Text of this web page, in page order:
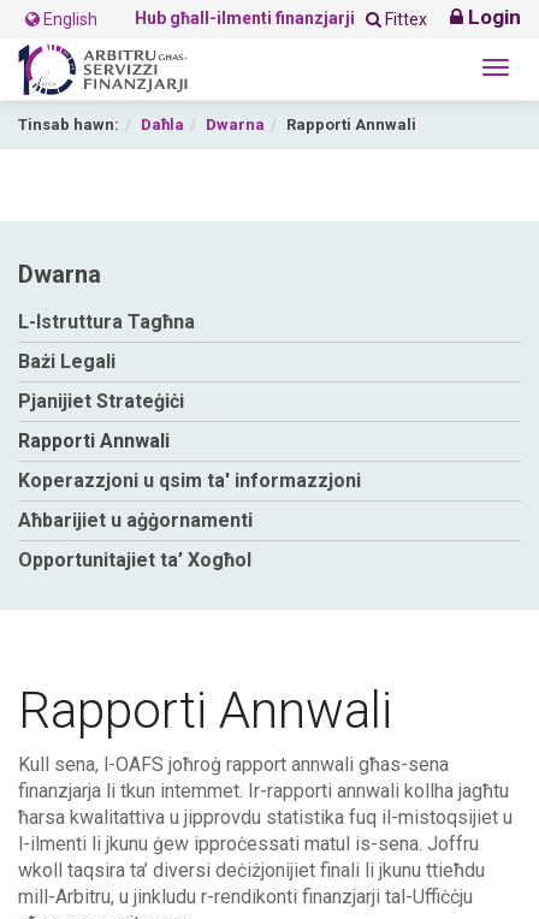
English Hub għall-ilmenti finanzjarji Fittex Login
Tinsab hawn: Daħla Dwarna Rapporti Annwali
Dwarna
L-Istruttura Tagħna
Bażi Legali
Pjanijiet Strateġiċi
Rapporti Annwali
Koperazzjoni u qsim ta' informazzjoni
Aħbarijiet u aġġornamenti
Opportunitajiet ta’ Xogħol
Rapporti Annwali
Kull sena, l-OAFS joħroġ rapport annwali għas-sena
finanzjarja li tkun intemmet. Ir-rapporti annwali kollha jagħtu
ħarsa kwalitattiva u jipprovdu statistika fuq il-mistoqsijiet u
l-ilmenti li jkunu ġew ipproċessati matul is-sena. Joffru
wkoll taqsira ta’ diversi deċiżjonijiet finali li jkunu ttieħdu
mill-Arbitru, u jinkludu r-rendikonti finanzjarji tal-Uffiċċju